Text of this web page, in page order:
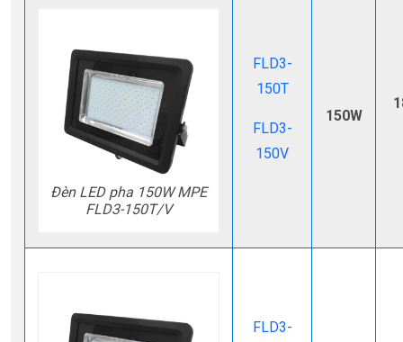
Đèn LED pha 150W MPE
FLD3-150T/V
FLD3-
150T
FLD3-
150V
150W
FLD3-